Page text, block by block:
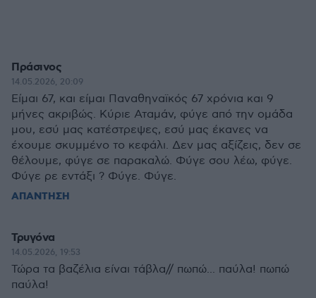
Πράσινος
14.05.2026, 20:09
Είμαι 67, και είμαι Παναθηναϊκός 67 χρόνια και 9
μήνες ακριβώς. Κύριε Αταμάν, φύγε από την ομάδα
μου, εσύ μας κατέστρεψες, εσύ μας έκανες να
έχουμε σκυμμένο το κεφάλι. Δεν μας αξίζεις, δεν σε
θέλουμε, φύγε σε παρακαλώ. Φύγε σου λέω, φύγε.
Φύγε ρε εντάξι ? Φύγε. Φύγε.
ΑΠΑΝΤΗΣΗ
Τρυγόνα
14.05.2026, 19:53
Τώρα τα βαζέλια είναι τάβλα// πωπώ... παύλα! πωπώ
παύλα!